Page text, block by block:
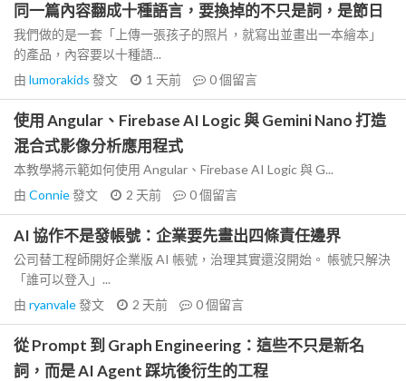
同一篇內容翻成十種語言，要換掉的不只是詞，是節日
我們做的是一套「上傳一張孩子的照片，就寫出並畫出一本繪本」
的產品，內容要以十種語...
由 lumorakids 發文 1 天前 0個留言
使用 Angular、Firebase AI Logic 與 Gemini Nano 打造
混合式影像分析應用程式
本教學將示範如何使用 Angular、Firebase AI Logic 與 G...
由 Connie發文 2 天前 0個留言
AI 協作不是發帳號：企業要先畫出四條責任邊界
公司替工程師開好企業版 AI 帳號，治理其實還沒開始。 帳號只解決
「誰可以登入」...
由 ryanvale發文 2 天前 0個留言
從 Prompt 到 Graph Engineering：這些不只是新名
詞，而是 AI Agent 踩坑後衍生的工程